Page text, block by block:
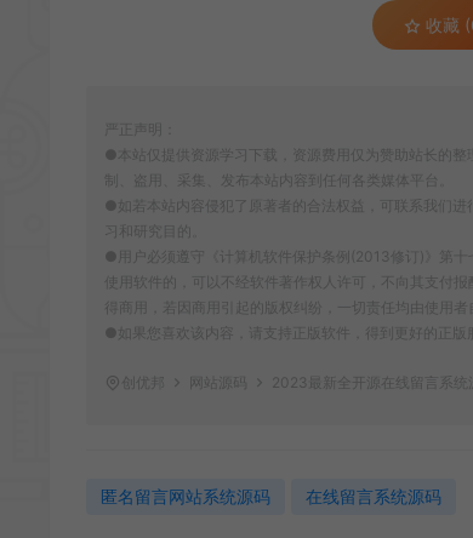
收藏
严正声明：
●本站仅提供资源学习下载，资源费用仅为赞助站长的
制、盗用、采集、发布本站内容到任何各类媒体平台。
●如若本站内容侵犯了原著者的合法权益，可联系我们
习和研究目的。
●用户必须遵守《计算机软件保护条例(2013修订)》第十
使用软件的，可以不经软件著作权人许可，不向其支付
得商用，若因商用引起的版权纠纷，一切责任均由使用
●如果您喜欢该内容，请支持正版软件，得到更好的正
创优邦 网站源码 2023最新全开源在线留言系
匿名留言网站系统源码 在线留言系统源码